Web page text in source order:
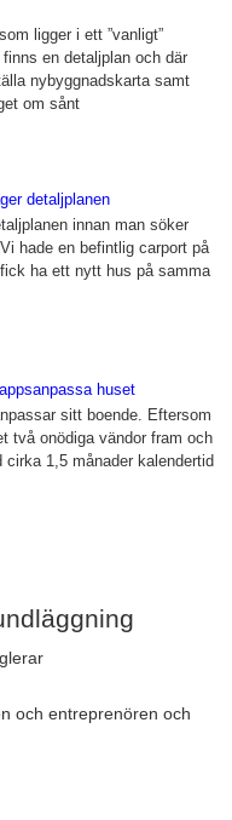
ligger i ett ”vanligt”
en detaljplan och där
nybyggnadskarta samt
om sånt
detaljplanen
innan man söker
hade en befintlig carport på
ha ett nytt hus på samma
huset
sitt boende. Eftersom
två onödiga vändor fram och
1,5 månader kalendertid
och entreprenören och